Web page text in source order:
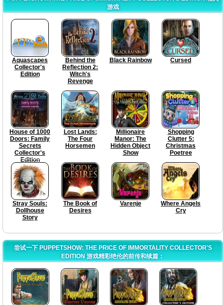
游戏
Aquascapes
Collector's
Edition
Behind the
Reflection 2:
Witch's
Revenge
Black Rainbow Cursed
House of 1000
Doors: Family
Secrets
Collector's
Edition
Lost Lands:
The Four
Horsemen
Millionaire
Manor: The
Hidden Object
Show
Shopping
Clutter 5:
Christmas
Poetree
Stray Souls:
Dollhouse
Story
The Book of
Desires
Varenje
Where Angels
Cry
尝试一下 PUPPETSHOW: THE PRICE OF IMMORTALITY COLLECTOR'S
EDITION 游戏精彩绝伦的前传和续篇：